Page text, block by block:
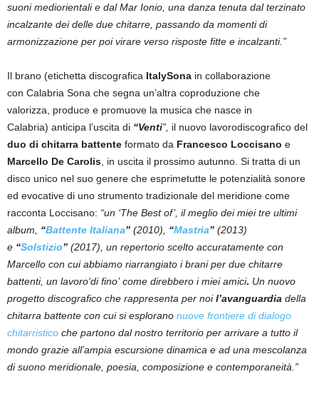
suoni mediorientali e dal Mar Ionio, una danza tenuta dal terzinato
incalzante dei delle due chitarre, passando da momenti di
armonizzazione per poi virare verso risposte fitte e incalzanti.”
Il brano (etichetta discografica ItalySona in collaborazione
con Calabria Sona che segna un’altra coproduzione che
valorizza, produce e promuove la musica che nasce in
Calabria) anticipa l’uscita di “Venti”, il nuovo lavorodiscografico del
duo di chitarra battente formato da Francesco Loccisano e
Marcello De Carolis , in uscita il prossimo autunno. Si tratta di un
disco unico nel suo genere che esprimetutte le potenzialità sonore
ed evocative di uno strumento tradizionale del meridione come
racconta Loccisano: “un ‘The Best of’, il meglio dei miei tre ultimi
album, “Battente Italiana” (2010), “Mastrìa” (2013)
e “Solstizio” (2017), un repertorio scelto accuratamente con
Marcello con cui abbiamo riarrangiato i brani per due chitarre
battenti, un lavoro‘di fino’ come direbbero i miei amici. Un nuovo
progetto discografico che rappresenta per noil’avanguardia della
chitarra battente con cui si esplorano nuove frontiere di dialogo
chitarristico che partono dal nostro territorio per arrivare a tutto il
mondo grazie all’ampia escursione dinamica e ad una mescolanza
di suono meridionale, poesia, composizione e contemporaneità.”